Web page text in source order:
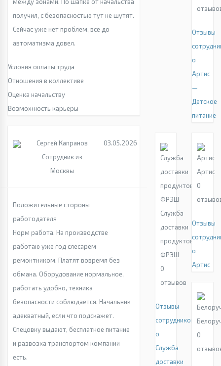
получил, с безопасностью тут не шутят.
Сейчас уже нет проблем, все до
автоматизма довел.
Условия оплаты труда
Отношения в коллективе
Оценка начальству
Возможность карьеры
Сергей Капранов
Сотрудник из
Москвы
03.05.2026
Положительные стороны
работодателя
Норм работа. На производстве
работаю уже год слесарем
ремонтником. Платят вовремя без
обмана. Оборудование нормальное,
работать удобно, техника
безопасности соблюдается. Начальник
адекватный, если что подскажет.
Спецовку выдают, бесплатное питание
и развозка транспортом компании
есть.
Отзывы
о
Артис
—
Детское
питание
Служба
доставки
продуктов
ФРЭШ
0
отзывов
Отзывы
сотрудников
о
Служба
доставки
Артис
0
Отзывы
о
Артис
0